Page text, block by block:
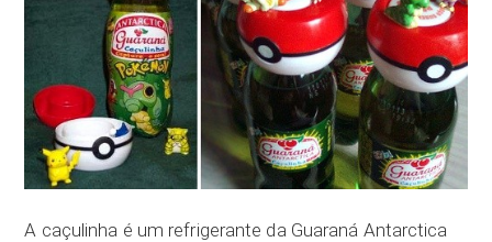
A caçulinha é um refrigerante da Guaraná Antarctica